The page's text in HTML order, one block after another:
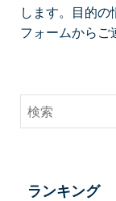
します。目的
フォームからご
ランキング